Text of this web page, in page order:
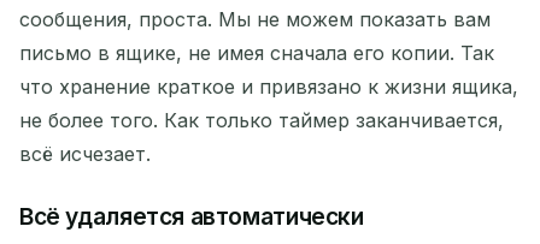
Изменить адрес электронной почты
Обновить
Следующее обновление через
ОТПРАВИТЕЛЬ ТЕМА
сообщения, проста. Мы не можем показать вам
письмо в ящике, не имея сначала его копии. Так
что хранение краткое и привязано к жизни ящика,
не более того. Как только таймер заканчивается,
всё исчезает.
Всё удаляется автоматически